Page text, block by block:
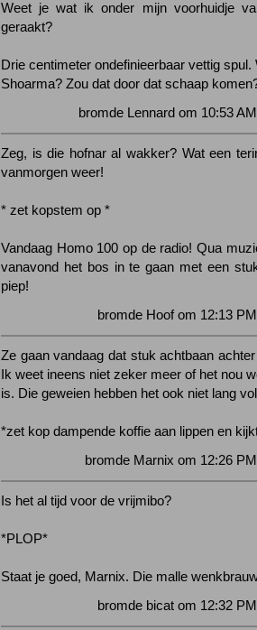
Weet je wat ik onder mijn voorhuidje
geraakt?
Drie centimeter ondefinieerbaar vettig spul.
Shoarma? Zou dat door dat schaap
bromde Lennard om 10:53
Zeg, is die hofnar al wakker? Wat een
vanmorgen weer!
* zet kopstem op *
Vandaag Homo 100 op de radio! Qua
vanavond het bos in te gaan met een
piep!
bromde Hoof om 12:13
Ze gaan vandaag dat stuk achtbaan
Ik weet ineens niet zeker meer of het nou
is. Die geweien hebben het ook niet lang
*zet kop dampende koffie aan lippen en
bromde Marnix om 12:26
Is het al tijd voor de vrijmibo?
*PLOP*
Staat je goed, Marnix. Die malle
bromde bicat om 12:32